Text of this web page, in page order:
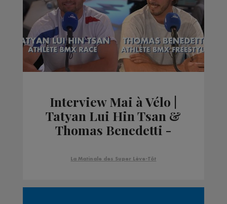
Interview Mai à Vélo |
Tatyan Lui Hin Tsan &
Thomas Benedetti -
La Matinale des Super Lève-Tôt